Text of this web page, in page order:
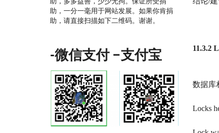
11.3.2
数据库
Locks
助，一分一毫用于网站发展。如果你肯捐
助，请直接扫描如下二维码。谢谢。
-微信支付 –支付宝